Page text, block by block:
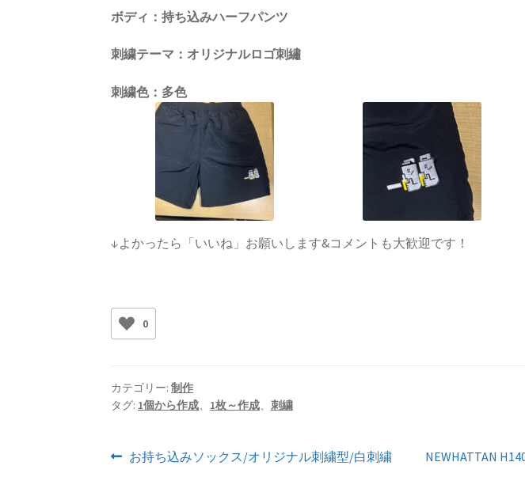
ボディ：持ち込みハーフパンツ
刺繍テーマ：オリジナルロゴ刺繡
刺繍色：多色
↓よかったら「いいね」お願いします&コメントも大歓迎です！
0
カテゴリー:制作
タグ: 1個から作成、 1枚～作成、刺繍
投前
お持ち込みソックス/オリジナル刺繍型/白刺繍
次
NEWHATTAN